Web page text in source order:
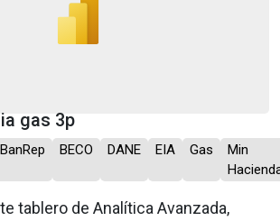
gas 3p
BanRep BECO DANE EIA Gas
Min
tablero de Analítica Avanzada,